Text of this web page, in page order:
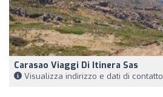
Carasao Viaggi Di Itinera Sas
Visualizza indirizzo e dati di contatto